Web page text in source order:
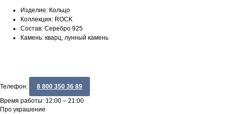
Изделие: Кольцо
Коллекция: ROCK
Состав: Серебро 925
Камень: кварц, лунный камень
Телефон:
8 800 350 36 89
Время работы: 12:00 – 21:00
Про украшение